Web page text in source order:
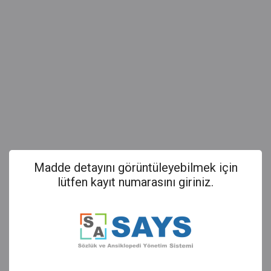
Madde detayını görüntüleyebilmek için
lütfen kayıt numarasını giriniz.